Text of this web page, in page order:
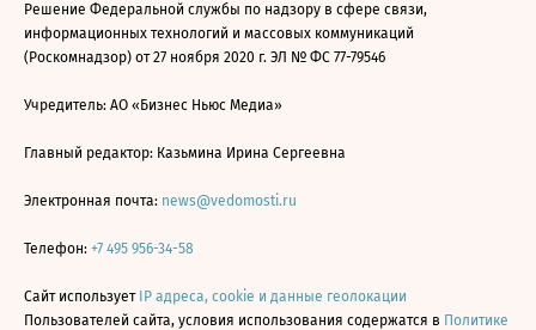
Решение Федеральной службы по надзору в сфере связи,
информационных технологий и массовых коммуникаций
(Роскомнадзор) от 27 ноября 2020 г. ЭЛ № ФС 77-79546
Учредитель: АО «Бизнес Ньюс Медиа»
Главный редактор: Казьмина Ирина Сергеевна
Электронная почта: news@vedomosti.ru
Телефон: +7 495 956-34-58
Сайт использует IP адреса, cookie и данные геолокации
Пользователей сайта, условия использования содержатся в Политике